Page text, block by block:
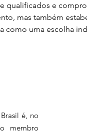
qualificados e
mas também
como uma escolha
é, no
membro